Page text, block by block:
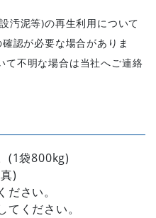
汚泥等)の再生利用について
認が必要な場合がありま
て不明な場合は当社へご連絡
(1袋800kg)
)
さい。
ください。